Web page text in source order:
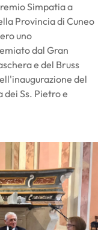
Simpatia a
Provincia di Cuneo
uno
dal Gran
e del Bruss
del
Ss. Pietro e